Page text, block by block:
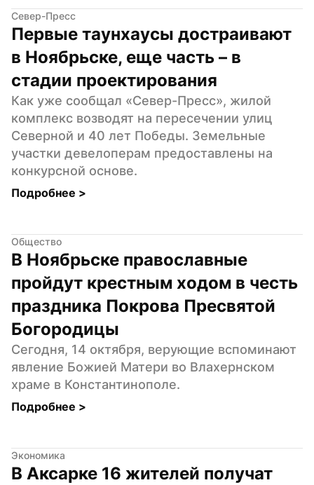
Север-Пресс
Первые таунхаусы достраивают
в Ноябрьске, еще часть – в
стадии проектирования
Как уже сообщал «Север-Пресс», жилой
комплекс возводят на пересечении улиц
Северной и 40 лет Победы. Земельные
участки девелоперам предоставлены на
конкурсной основе.
Подробнее >
Общество
В Ноябрьске православные
пройдут крестным ходом в честь
праздника Покрова Пресвятой
Богородицы
Сегодня, 14 октября, верующие вспоминают
явление Божией Матери во Влахернском
храме в Константинополе.
Подробнее >
Экономика
В Аксарке 16 жителей получат